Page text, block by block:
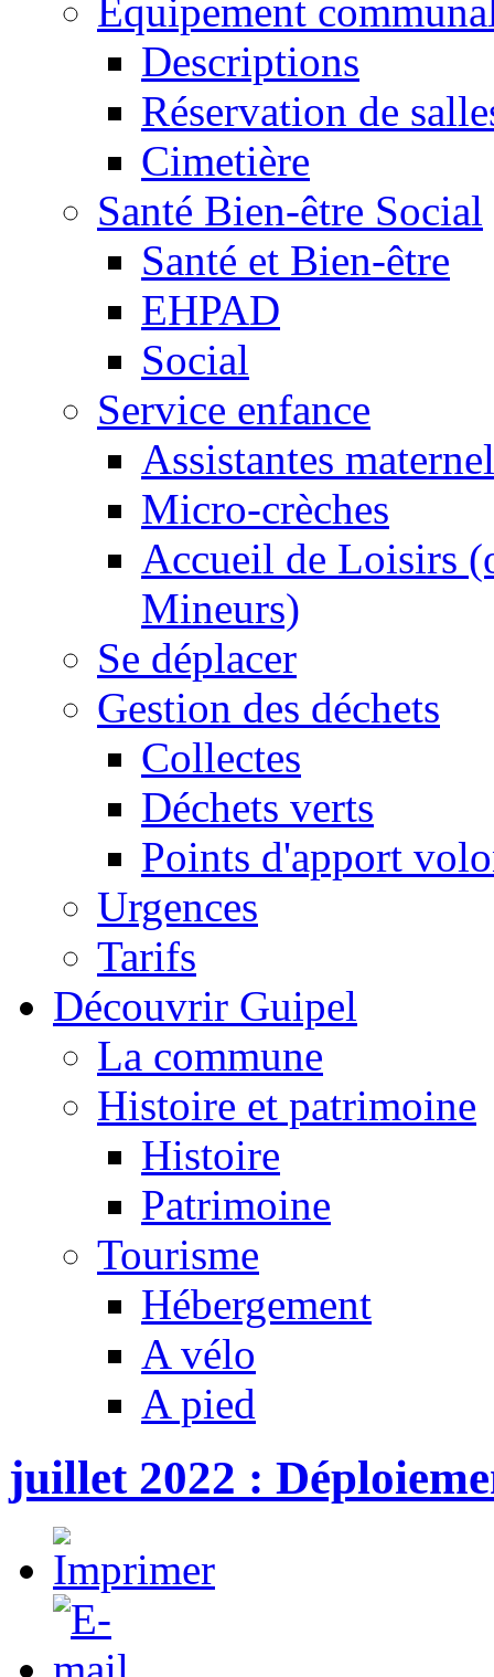
Equipement
Descriptions
Réservation de
Cimetière
Santé Bien-être Social
Santé et Bien-être
EHPAD
Social
Service enfance
Assistantes
Micro-crèches
Accueil de Loisirs
Mineurs)
Se déplacer
Gestion des déchets
Collectes
Déchets verts
Points d'apport
Urgences
Tarifs
Découvrir Guipel
La commune
Histoire et patrimoine
Histoire
Patrimoine
Tourisme
Hébergement
A vélo
A pied
juillet 2022 :